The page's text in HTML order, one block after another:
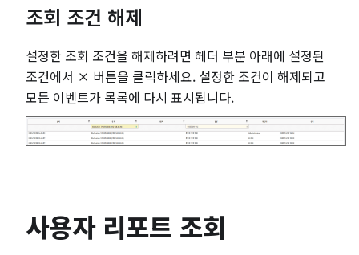
조회 조건 해제
설정한 조회 조건을 해제하려면 헤더 부분 아래에 설정된
조건에서
버튼을 클릭하세요. 설정한 조건이 해제되고
모든 이벤트가 목록에 다시 표시됩니다.
사용자 리포트 조회